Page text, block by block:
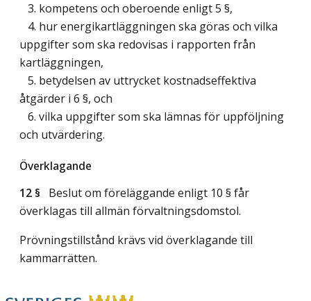
3. kompetens och oberoende enligt 5 §,
4. hur energikartläggningen ska göras och vilka
uppgifter som ska redovisas i rapporten från
kartläggningen,
5. betydelsen av uttrycket kostnadseffektiva
åtgärder i 6 §, och
6. vilka uppgifter som ska lämnas för uppföljning
och utvärdering.
Överklagande
12 § Beslut om föreläggande enligt 10 § får
överklagas till allmän förvaltningsdomstol.
Prövningstillstånd krävs vid överklagande till
kammarrätten.